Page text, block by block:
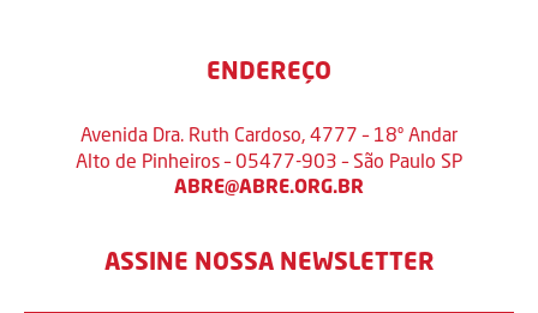
ENDEREÇO
Avenida Dra. Ruth Cardoso, 4777 – 18º Andar
Alto de Pinheiros – 05477-903 – São Paulo SP
ABRE@ABRE.ORG.BR
ASSINE NOSSA NEWSLETTER